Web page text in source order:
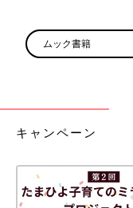
ムック書籍
キャンペーン